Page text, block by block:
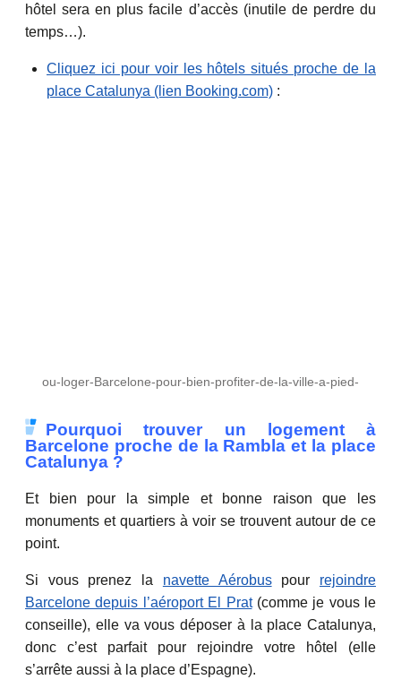
hôtel sera en plus facile d’accès (inutile de perdre du
temps…).
Cliquez ici pour voir les hôtels situés proche de la
place Catalunya (lien Booking.com) :
ou-loger-Barcelone-pour-bien-profiter-de-la-ville-a-pied-
Pourquoi trouver un logement à
Barcelone proche de la Rambla et la place
Catalunya ?
Et bien pour la simple et bonne raison que les
monuments et quartiers à voir se trouvent autour de ce
point.
Si vous prenez la navette Aérobuspour rejoindre
Barcelone depuis l’aéroport El Prat(comme je vous le
conseille), elle va vous déposer à la place Catalunya,
donc c’est parfait pour rejoindre votre hôtel (elle
s’arrête aussi à la place d’Espagne).